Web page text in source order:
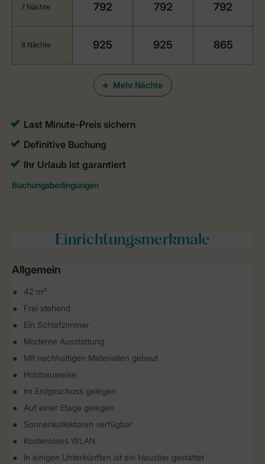
Mehr Nächte
7 Nächte 792 792 792
8 Nächte 925 925 865
Einrichtungsmerkmale
Allgemein
42 m²
Frei stehend
Ein Schlafzimmer
Moderne Ausstattung
Mit nachhaltigen Materialien gebaut
Holzbauweise
Im Erdgeschoss gelegen
Auf einer Etage gelegen
Sonnenkollektoren verfügbar
Kostenloses WLAN
In einigen Unterkünften ist ein Haustier gestattet